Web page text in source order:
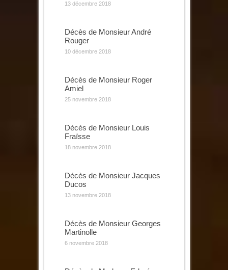
13 décembre 2018
Décès de Monsieur André
Rouger
10 décembre 2018
Décès de Monsieur Roger
Amiel
25 novembre 2018
Décès de Monsieur Louis
Fraïsse
18 novembre 2018
Décès de Monsieur Jacques
Ducos
13 novembre 2018
Décès de Monsieur Georges
Martinolle
6 novembre 2018